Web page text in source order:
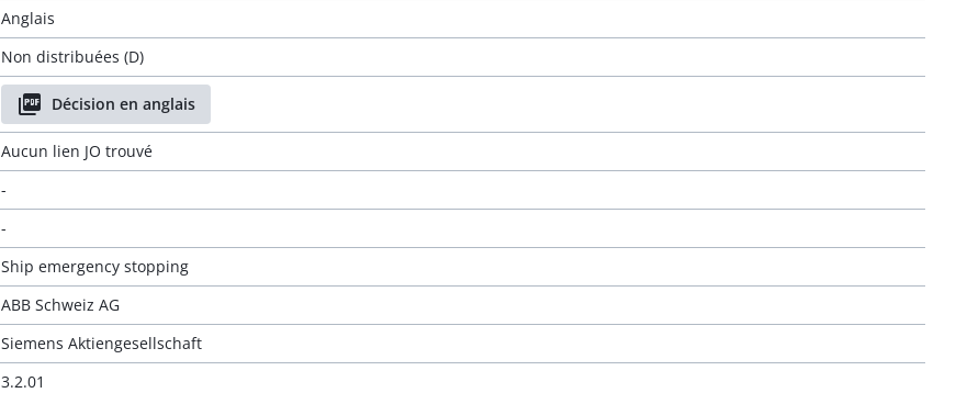
Anglais
Non distribuées (D)
Décision en anglais
Aucun lien JO trouvé
-
-
Ship emergency stopping
ABB Schweiz AG
Siemens Aktiengesellschaft
3.2.01